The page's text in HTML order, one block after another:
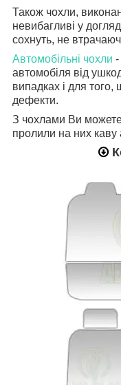
Також чохли,
невибагливі у
сохнуть, не
Автомобільні чохли -
автомобіля від
випадках і для
дефекти.
З чохлами Ви
пролили на них каву